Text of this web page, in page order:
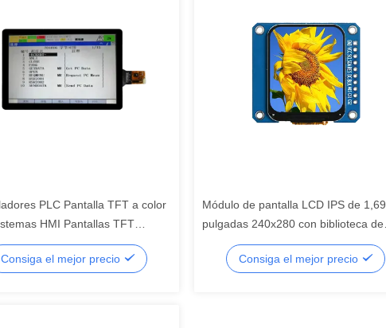
PLC Pantalla TFT a color
HMI Pantallas TFT
pantalla LCD segmentada,
Consiga el mejor precio
Módulo de pantalla LCD IPS de 1,69
pulgadas 240x280 con biblioteca de
fuentes incorporada, controlador
ST7789 para interfaz SPI, pines de
Consiga el mejor precio